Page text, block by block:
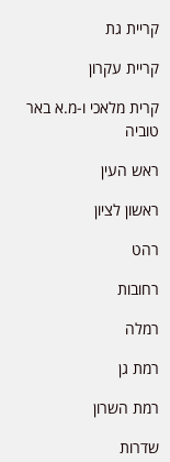
קריית גת
קריית עקרון
קרית מלאכי ו-מ.א באר
טוביה
ראש העין
ראשון לציון
רהט
רחובות
רמלה
רמת גן
רמת השרון
שדרות